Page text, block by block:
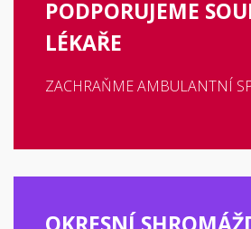
PODPORUJEME
LÉKAŘE
ZACHRAŇME AMBULANTNÍ